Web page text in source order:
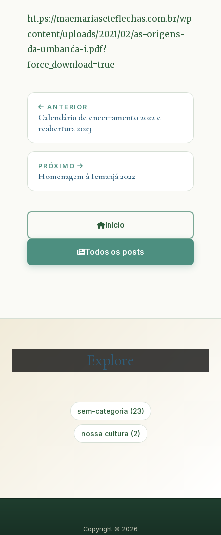
https://maemariaseteflechas.com.br/wp-
content/uploads/2021/02/as-origens-
da-umbanda-i.pdf?
force_download=true
ANTERIOR
Calendário de encerramento 2022 e
reabertura 2023
PRÓXIMO
Homenagem à Iemanjá 2022
Início
Todos os posts
Explore
sem-categoria (23)
nossa cultura (2)
Copyright © 2026